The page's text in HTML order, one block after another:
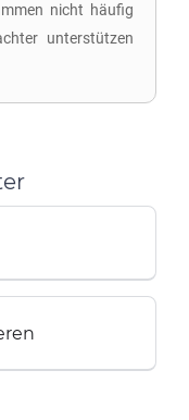
nicht häufig
unterstützen